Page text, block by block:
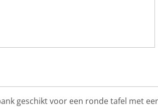
geschikt voor een ronde tafel met